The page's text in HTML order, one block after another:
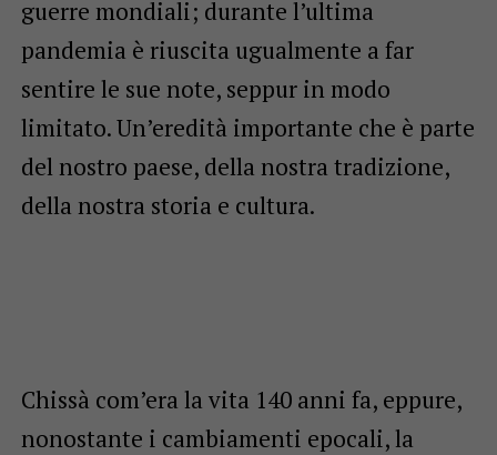
guerre mondiali; durante l’ultima
pandemia è riuscita ugualmente a far
sentire le sue note, seppur in modo
limitato. Un’eredità importante che è parte
del nostro paese, della nostra tradizione,
della nostra storia e cultura.
Chissà com’era la vita 140 anni fa, eppure,
nonostante i cambiamenti epocali, la